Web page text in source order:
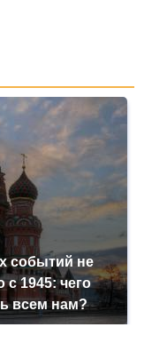
событий не
с 1945: чего
всем нам?